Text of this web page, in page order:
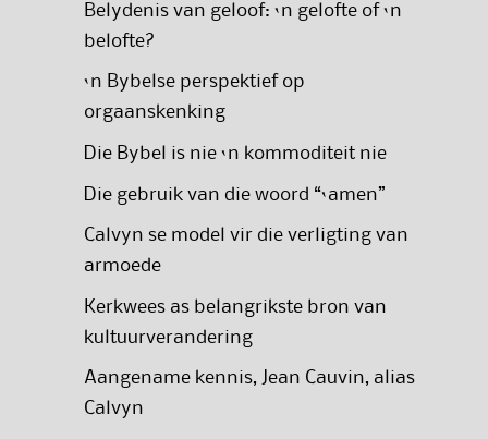
Belydenis van geloof: ‘n gelofte of ‘n
belofte?
‘n Bybelse perspektief op
orgaanskenking
Die Bybel is nie ‘n kommoditeit nie
Die gebruik van die woord “‘amen”
Calvyn se model vir die verligting van
armoede
Kerkwees as belangrikste bron van
kultuurverandering
Aangename kennis, Jean Cauvin, alias
Calvyn